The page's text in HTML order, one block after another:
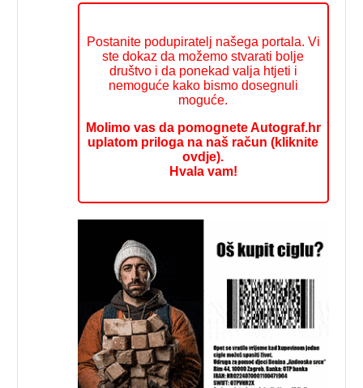
Postanite podupiratelj našega portala. Vi
ste dokaz da možemo stvarati bolje
društvo i da ponekad valja htjeti i
nemoguće kako bismo dosegnuli
moguće.
Molimo vas da pomognete Autograf.hr
uplatom priloga na naš račun (kliknite
ovdje).
Hvala vam!